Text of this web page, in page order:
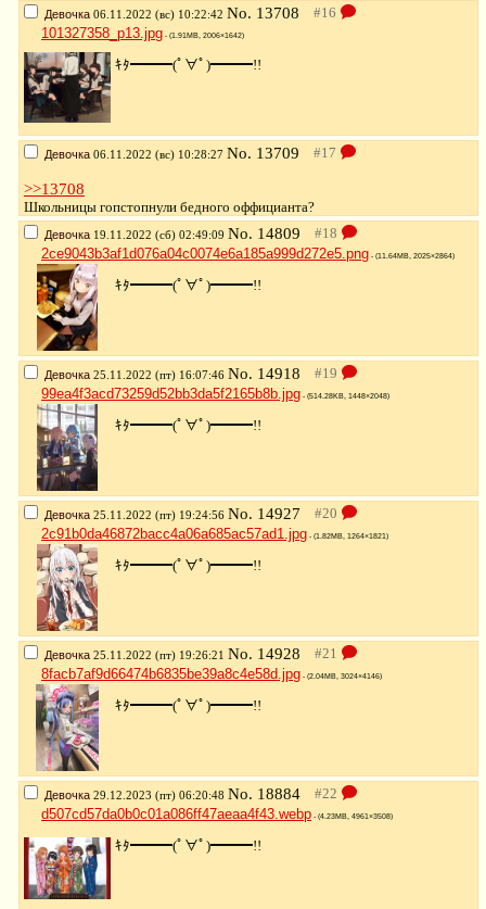
Девочка 06.11.2022 (вс) 10:22:42 No. 13708
101327358_p13.jpg - (1.91MB, 2006×1642)
ｷﾀ━━━(ﾟ∀ﾟ)━━━!!
Девочка 06.11.2022 (вс) 10:28:27 No. 13709
>>13708
Школьницы гопстопнули бедного оффицианта?
Девочка 19.11.2022 (сб) 02:49:09 No. 14809
2ce9043b3af1d076a04c0074e6a185a999d272e5.png - (11.64MB, 2025×2864)
ｷﾀ━━━(ﾟ∀ﾟ)━━━!!
Девочка 25.11.2022 (пт) 16:07:46 No. 14918
99ea4f3acd73259d52bb3da5f2165b8b.jpg - (514.28KB, 1448×2048)
ｷﾀ━━━(ﾟ∀ﾟ)━━━!!
Девочка 25.11.2022 (пт) 19:24:56 No. 14927
2c91b0da46872bacc4a06a685ac57ad1.jpg - (1.82MB, 1264×1821)
ｷﾀ━━━(ﾟ∀ﾟ)━━━!!
Девочка 25.11.2022 (пт) 19:26:21 No. 14928
8facb7af9d66474b6835be39a8c4e58d.jpg - (2.04MB, 3024×4146)
ｷﾀ━━━(ﾟ∀ﾟ)━━━!!
Девочка 29.12.2023 (пт) 06:20:48 No. 18884
d507cd57da0b0c01a086ff47aeaa4f43.webp - (4.23MB, 4961×3508)
ｷﾀ━━━(ﾟ∀ﾟ)━━━!!